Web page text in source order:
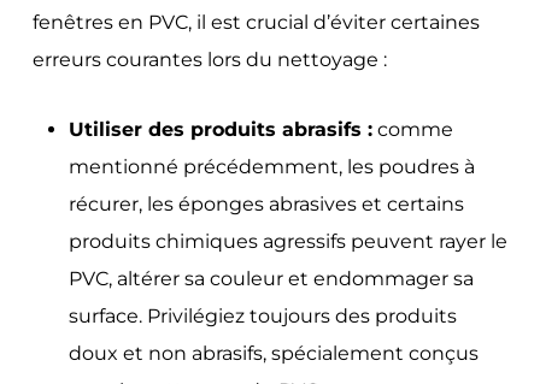
fenêtres en PVC, il est crucial d’éviter certaines
erreurs courantes lors du nettoyage :
Utiliser des produits abrasifs :comme
mentionné précédemment, les poudres à
récurer, les éponges abrasives et certains
produits chimiques agressifs peuvent rayer le
PVC, altérer sa couleur et endommager sa
surface. Privilégiez toujours des produits
doux et non abrasifs, spécialement conçus